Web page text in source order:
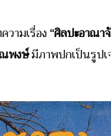
วามเรื่อง“ศิลปะอาณา
พงษ์มีภาพปกเป็นรูป